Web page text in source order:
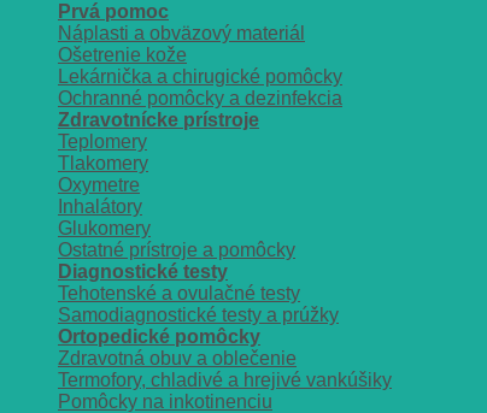
Prvá pomoc
Náplasti a obväzový materiál
Ošetrenie kože
Lekárnička a chirugické pomôcky
Ochranné pomôcky a dezinfekcia
Zdravotnícke prístroje
Teplomery
Tlakomery
Oxymetre
Inhalátory
Glukomery
Ostatné prístroje a pomôcky
Diagnostické testy
Tehotenské a ovulačné testy
Samodiagnostické testy a prúžky
Ortopedické pomôcky
Zdravotná obuv a oblečenie
Termofory, chladivé a hrejivé vankúšiky
Pomôcky na inkotinenciu